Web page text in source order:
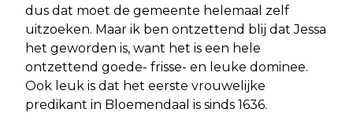
dus dat moet de gemeente helemaal zelf
uitzoeken. Maar ik ben ontzettend blij dat Jessa
het geworden is, want het is een hele
ontzettend goede- frisse- en leuke dominee.
Ook leuk is dat het eerste vrouwelijke
predikant in Bloemendaal is sinds 1636.